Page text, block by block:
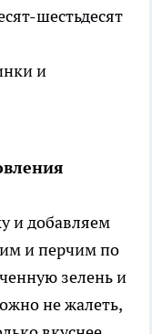
шестьдесят
и
и добавляем
и перчим по
зелень и
не жалеть,